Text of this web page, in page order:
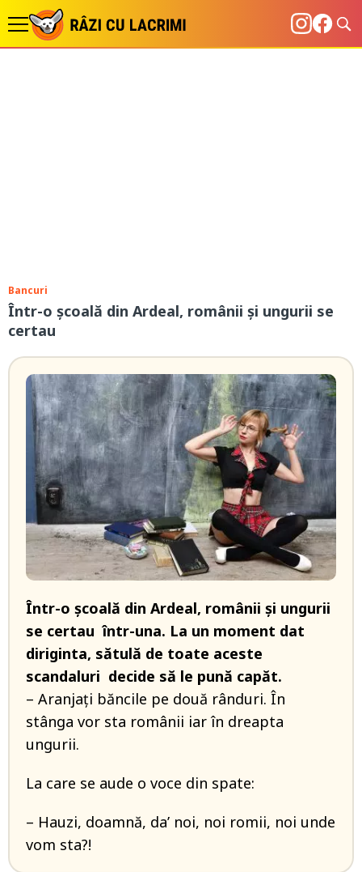
Bancuri
Într-o școală din Ardeal, românii şi ungurii se
certau
Într-o școală din Ardeal, românii şi ungurii
se certau într-una. La un moment dat
diriginta, sătulă de toate aceste
scandaluri decide să le pună capăt.
– Aranjați băncile pe două rânduri. În
stânga vor sta românii iar în dreapta
ungurii.
La care se aude o voce din spate:
– Hauzi, doamnă, da’ noi, noi romii, noi unde
vom sta?!